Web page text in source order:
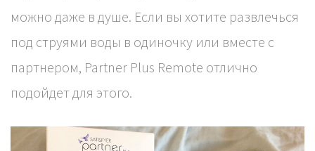
можно даже в душе. Если вы хотите развлечься
под струями воды в одиночку или вместе с
партнером, Partner Plus Remote отлично
подойдет для этого.